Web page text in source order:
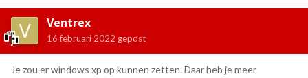
Ventrex
16 februari 2022 gepost
Je zou er windows xp op kunnen zetten. Daar heb je meer